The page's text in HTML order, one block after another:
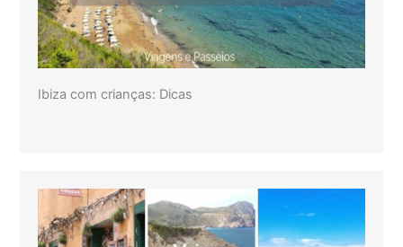
Ibiza com crianças: Dicas